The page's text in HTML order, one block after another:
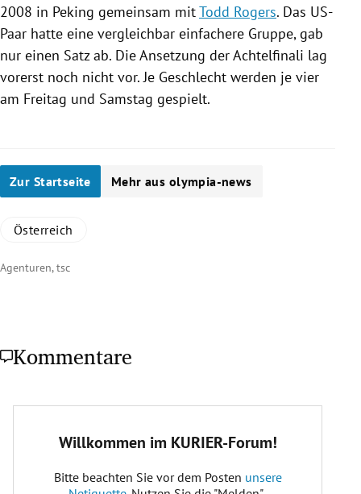
2008 in Peking gemeinsam mitTodd Rogers. Das US-
Paar hatte eine vergleichbar einfachere Gruppe, gab
nur einen Satz ab. Die Ansetzung der Achtelfinali lag
vorerst noch nicht vor. Je Geschlecht werden je vier
am Freitag und Samstag gespielt.
Zur Startseite Mehr aus olympia-news
Österreich
Agenturen, tsc
Kommentare